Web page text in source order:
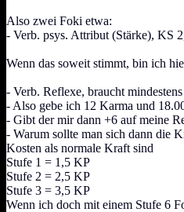
Also zwei Foki etwa:
- Verb. psys. Attribut (Stärke), KS
Wenn das soweit stimmt, bin ich
- Verb. Reflexe, braucht
- Also gebe ich 12 Karma und
- Gibt der mir dann +6 auf meine
- Warum sollte man sich dann die
Kosten als normale Kraft sind
Stufe 1 = 1,5 KP
Stufe 2 = 2,5 KP
Stufe 3 = 3,5 KP
Wenn ich doch mit einem Stufe 6